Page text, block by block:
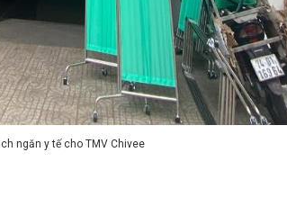
ngăn y tế cho TMV Chivee